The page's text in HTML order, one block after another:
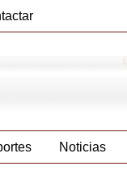
Noticias